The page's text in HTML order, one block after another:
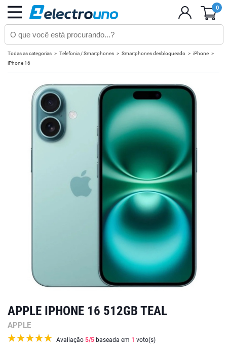
0
Todas as categorias Telefonia / Smartphones Smartphones desbloqueado
iPhone
iPhone 16
APPLE IPHONE 16 512GB TEAL
APPLE
Avaliação 5/5 baseada em 1 voto(s)